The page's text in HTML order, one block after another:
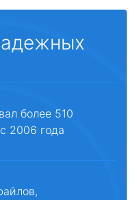
более 510
2006 года